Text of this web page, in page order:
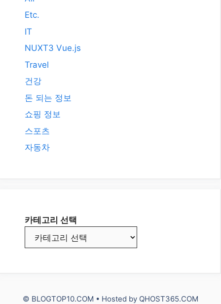
Etc.
IT
NUXT3 Vue.js
Travel
건강
돈 되는 정보
쇼핑 정보
스포츠
자동차
카테고리 선택
© BLOGTOP10.COM • Hosted by QHOST365.COM